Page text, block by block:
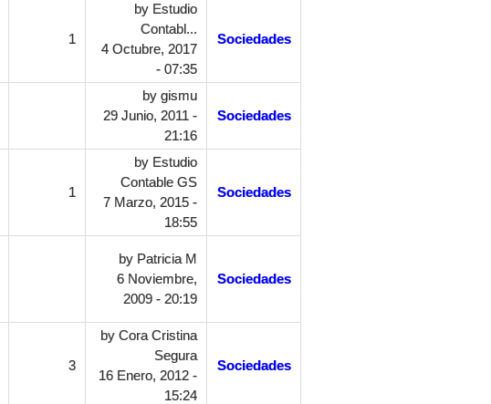
1
by Estudio
Contabl...
4 Octubre, 2017
- 07:35
Sociedades
by gismu
29 Junio, 2011 -
21:16
Sociedades
1
by Estudio
Contable GS
7 Marzo, 2015 -
18:55
Sociedades
by Patricia M
6 Noviembre,
2009 - 20:19
Sociedades
3
by Cora Cristina
Segura
16 Enero, 2012 -
15:24
Sociedades